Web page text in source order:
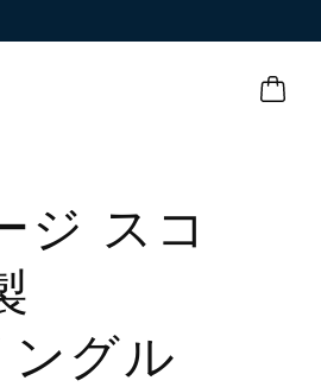
ジ スコ
グル